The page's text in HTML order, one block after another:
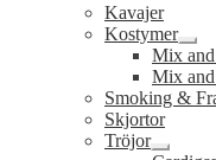
Kavajer
Kostymer
Mix
Mix
Smoking &
Skjortor
Tröjor